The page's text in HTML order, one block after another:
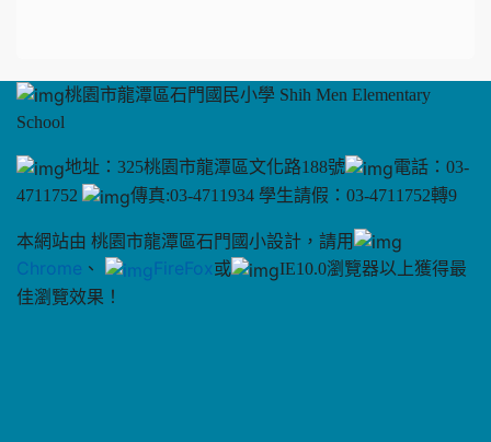
桃園市龍潭區石門國民小學 Shih Men Elementary
School
地址：325桃園市龍潭區文化路188號
電話：03-
4711752
傳真:03-4711934 學生請假：03-4711752轉9
本網站由 桃園市龍潭區石門國小設計，請用
Chrome 、 FireFox或
IE10.0瀏覽器以上獲得最
佳瀏覽效果！